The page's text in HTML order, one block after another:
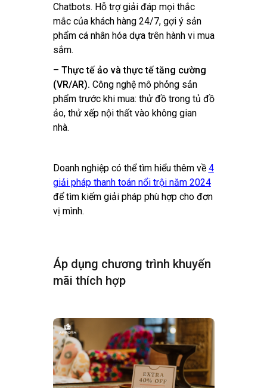
Chatbots. Hỗ trợ giải đáp mọi thắc
mắc của khách hàng 24/7, gợi ý sản
phẩm cá nhân hóa dựa trên hành vi mua
sắm.
– Thực tế ảo và thực tế tăng cường
(VR/AR). Công nghệ mô phỏng sản
phẩm trước khi mua: thử đồ trong tủ đồ
ảo, thử xếp nội thất vào không gian
nhà.
Doanh nghiệp có thể tìm hiểu thêm về 4
giải pháp thanh toán nổi trội năm 2024
để tìm kiếm giải pháp phù hợp cho đơn
vị mình.
Áp dụng chương trình khuyến
mãi thích hợp